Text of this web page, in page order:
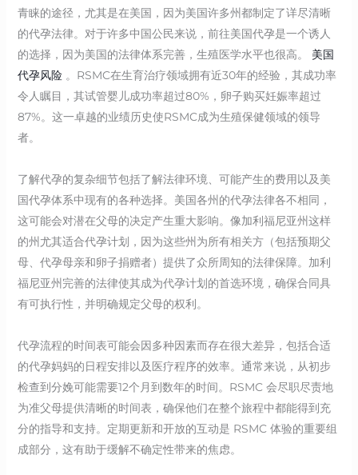
青睐的途径，尤其是在美国，因为美国许多州都制定了详尽清晰
的代孕法律。对于许多中国公民来说，前往美国代孕是一个诱人
的选择，因为美国的法律体系完善，生殖医学水平也很高。 美国
代孕风险。RSMC在生育治疗领域拥有近30年的经验，其成功率
令人瞩目，其试管婴儿成功率超过80%，卵子购买妊娠率超过
87%。这一卓越的业绩历史使RSMC成为生殖保健领域的领导
者。
了解代孕的复杂细节包括了解法律环境、可能产生的费用以及美
国代孕体系中现有的各种选择。美国各州的代孕法律各不相同，
这可能会对潜在父母的决定产生重大影响。像加利福尼亚州这样
的州尤其适合代孕计划，因为这些州为所有相关方（包括预期父
母、代孕母亲和卵子捐赠者）提供了众所周知的法律保障。加利
福尼亚州完善的法律使其成为代孕计划的首选环境，确保合同具
有可执行性，并明确规定父母的权利。
代孕流程的时间表可能会因多种因素而存在很大差异，包括合适
的代孕妈妈的日程安排以及医疗程序的效率。通常来说，从初步
检查到分娩可能需要12个月到数年的时间。RSMC 会尽职尽责地
为准父母提供清晰的时间表，确保他们在整个旅程中都能得到充
分的指导和支持。定期更新和开放的互动是 RSMC 体验的重要组
成部分，这有助于缓解不确定性带来的焦虑。